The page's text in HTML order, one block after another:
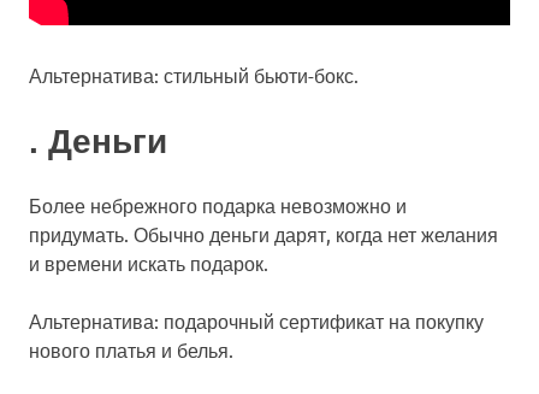
Альтернатива: стильный бьюти-бокс.
. Деньги
Более небрежного подарка невозможно и
придумать. Обычно деньги дарят, когда нет желания
и времени искать подарок.
Альтернатива: подарочный сертификат на покупку
нового платья и белья.